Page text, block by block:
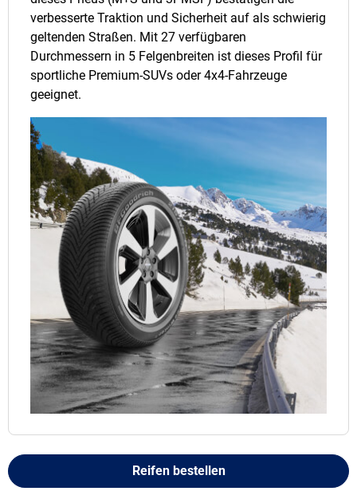
verbesserte Traktion und Sicherheit auf als schwierig
geltenden Straßen. Mit 27 verfügbaren
Durchmessern in 5 Felgenbreiten ist dieses Profil für
sportliche Premium-SUVs oder 4x4-Fahrzeuge
geeignet.
Reifen bestellen